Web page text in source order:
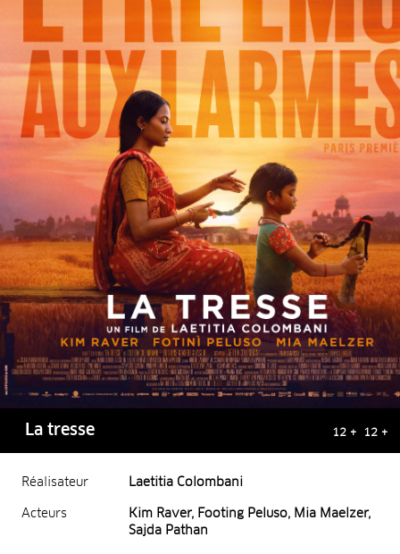
La tresse 12 + 12 +
Réalisateur Laetitia Colombani
Acteurs
Kim Raver, Footing Peluso, Mia Maelzer,
Sajda Pathan